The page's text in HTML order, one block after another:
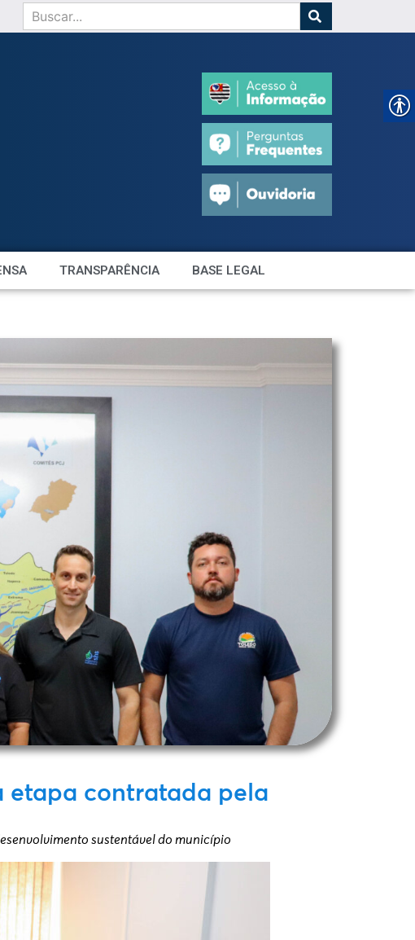
TRANSPARÊNCIA BASE LEGAL
etapa contratada pela
sustentável do município